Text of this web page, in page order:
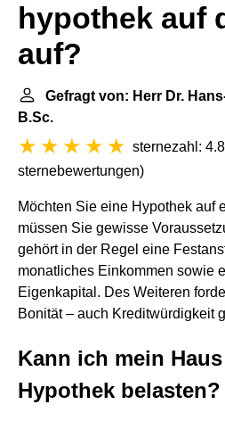
hypothek auf
auf?
Gefragt von: Herr Dr.
B.Sc.
sternezahl:
sternebewertungen)
Möchten Sie eine Hypothek auf
müssen Sie gewisse
gehört in der Regel eine
monatliches Einkommen sowie
Eigenkapital. Des Weiteren
Bonität – auch Kreditwürdigkeit
Kann ich mein
Hypothek belasten?